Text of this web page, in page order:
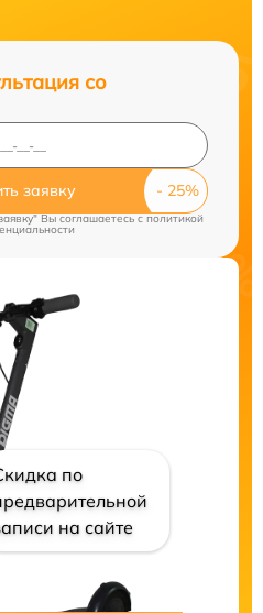
со
заявку
Вы соглашаетесь c политикой
по
на сайте